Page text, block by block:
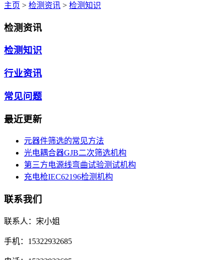
主页 > 检测资讯 > 检测知识
检测资讯
检测知识
行业资讯
常见问题
最近更新
元器件筛选的常见方法
光电耦合器GJB二次筛选机构
第三方电源线弯曲试验测试机构
充电枪IEC62196检测机构
联系我们
联系人：宋小姐
手机：15322932685